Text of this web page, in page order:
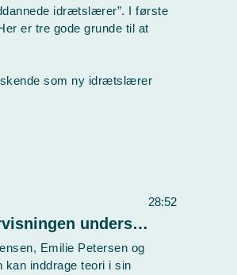
idrætslærer”. I første
er tre gode grunde til at
som ny idrætslærer
28:52
Lyden af idræt - S1E6 Når teori i idrætsundervisningen understøtter den praktiske dimension af faget
Emilie Petersen og
kan inddrage teori i sin